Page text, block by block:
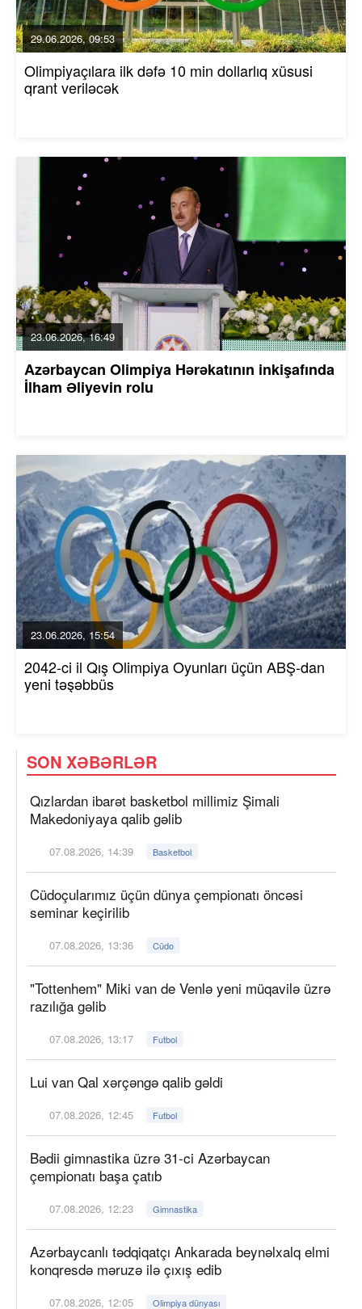
29.06.2026, 09:53
Olimpiyaçılara ilk dəfə 10 min dollarlıq xüsusi
qrant veriləcək
23.06.2026, 16:49
Azərbaycan Olimpiya Hərəkatının inkişafında
İlham Əliyevin rolu
23.06.2026, 15:54
2042-ci il Qış Olimpiya Oyunları üçün ABŞ-dan
yeni təşəbbüs
SON XƏBƏRLƏR
Qızlardan ibarət basketbol millimiz Şimali
Makedoniyaya qalib gəlib
07.08.2026, 14:39 Basketbol
Cüdoçularımız üçün dünya çempionatı öncəsi
seminar keçirilib
07.08.2026, 13:36 Cüdo
"Tottenhem" Miki van de Venlə yeni müqavilə üzrə
razılığa gəlib
07.08.2026, 13:17 Futbol
Lui van Qal xərçəngə qalib gəldi
07.08.2026, 12:45 Futbol
Bədii gimnastika üzrə 31-ci Azərbaycan
çempionatı başa çatıb
07.08.2026, 12:23 Gimnastika
Azərbaycanlı tədqiqatçı Ankarada beynəlxalq elmi
konqresdə məruzə ilə çıxış edib
07.08.2026, 12:05 Olimpiya dünyası